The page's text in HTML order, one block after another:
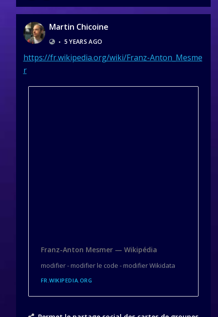
Martin Chicoine
• 5 YEARS AGO
https://fr.wikipedia.org/wiki/Franz-Anton_Mesme
r
Franz-Anton Mesmer — Wikipédia
modifier - modifier le code - modifier Wikidata
FR.WIKIPEDIA.ORG